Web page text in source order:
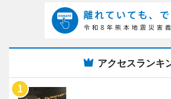
アクセスランキ